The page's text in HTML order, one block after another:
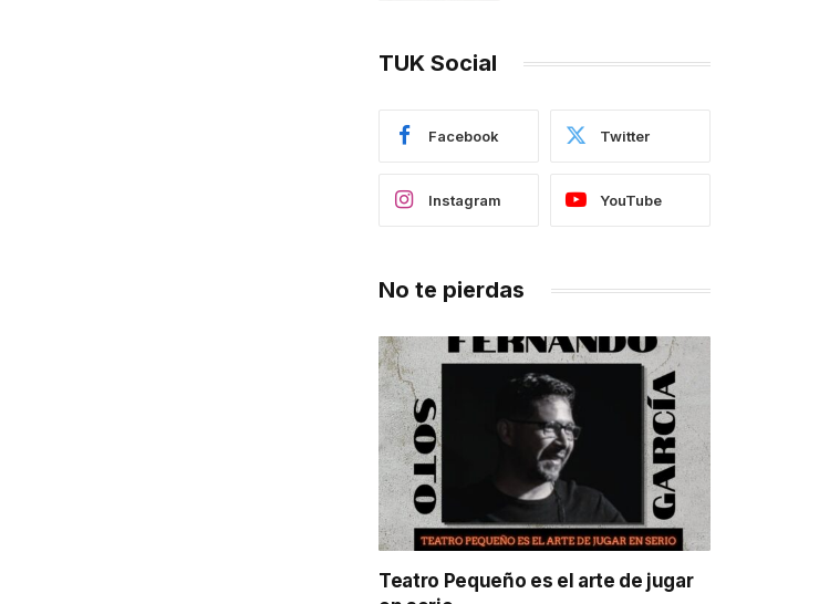
TUK Social
Facebook Twitter
Instagram YouTube
No te pierdas
Teatro Pequeño es el arte de jugar